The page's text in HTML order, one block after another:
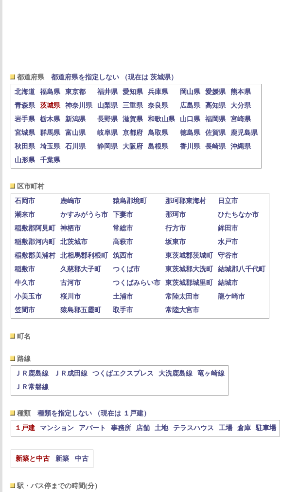
都道府県
都道府県を指定しない （現在は 茨城県）
北海道
福島県 東京都 福井県 愛知県 兵庫県 岡山県 愛媛県
熊本県
青森県
茨城県 神奈川県 山梨県 三重県 奈良県 広島県 高知県
大分県
岩手県
栃木県 新潟県 長野県 滋賀県 和歌山県 山口県 福岡県
宮崎県
宮城県
群馬県 富山県 岐阜県 京都府 鳥取県 徳島県 佐賀県
鹿児島県
秋田県
埼玉県 石川県 静岡県 大阪府 島根県 香川県 長崎県
沖縄県
山形県
千葉県
区市町村
石岡市
鹿嶋市 猿島郡境町 那珂郡東海村
日立市
潮来市
かすみがうら市 下妻市 那珂市
ひたちなか市
稲敷郡阿見町
神栖市 常総市 行方市
鉾田市
稲敷郡河内町
北茨城市 高萩市 坂東市
水戸市
稲敷郡美浦村
北相馬郡利根町 筑西市 東茨城郡茨城町
守谷市
稲敷市
久慈郡大子町 つくば市 東茨城郡大洗町
結城郡八千代町
牛久市
古河市 つくばみらい市 東茨城郡城里町
結城市
小美玉市
桜川市 土浦市 常陸太田市
龍ケ崎市
笠間市
猿島郡五霞町 取手市 常陸大宮市
町名
路線
ＪＲ鹿島線
ＪＲ成田線 つくばエクスプレス 大洗鹿島線
竜ヶ崎線
ＪＲ常磐線
種類
種類を指定しない （現在は １戸建）
１戸建
マンション アパート 事務所 店舗 土地 テラスハウス 工場 倉庫 駐車場
新築と中古 新築 中古
駅・バス停までの時間(分）